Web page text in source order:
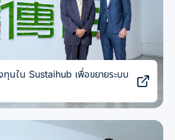
ทุนใน Sustaihub เพื่อขยายระบบ